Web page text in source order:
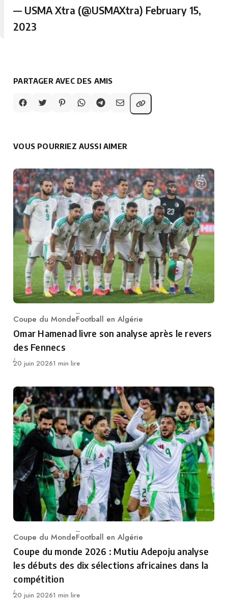
— USMA Xtra (@USMAXtra) February 15,
2023
PARTAGER AVEC DES AMIS
VOUS POURRIEZ AUSSI AIMER
Category
Coupe du MondeFootball en Algérie
Omar Hamenad livre son analyse après le revers
des Fennecs
Publié
20 juin 20261 min lire
Category
Coupe du MondeFootball en Algérie
Coupe du monde 2026 : Mutiu Adepoju analyse
les débuts des dix sélections africaines dans la
compétition
Publié
20 juin 20261 min lire